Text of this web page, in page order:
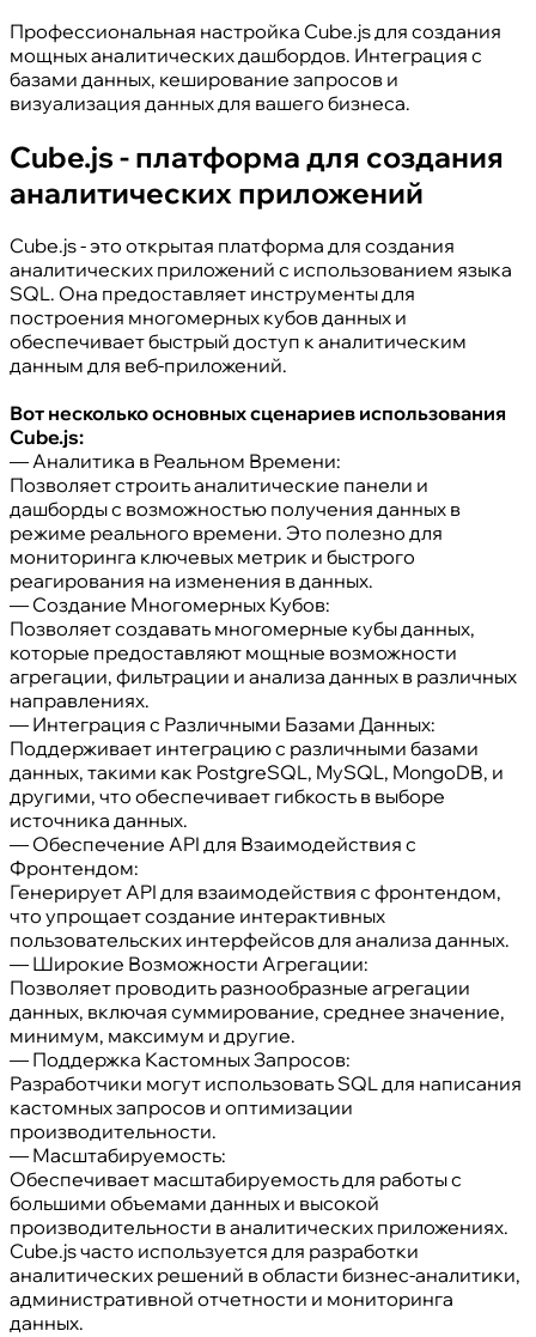
Профессиональная настройка Cube.js для создания
мощных аналитических дашбордов. Интеграция с
базами данных, кеширование запросов и
визуализация данных для вашего бизнеса.
Cube.js - платформа для создания
аналитических приложений
Cube.js - это открытая платформа для создания
аналитических приложений с использованием языка
SQL. Она предоставляет инструменты для
построения многомерных кубов данных и
обеспечивает быстрый доступ к аналитическим
данным для веб-приложений.
Вот несколько основных сценариев использования
Cube.js:
— Аналитика в Реальном Времени:
Позволяет строить аналитические панели и
дашборды с возможностью получения данных в
режиме реального времени. Это полезно для
мониторинга ключевых метрик и быстрого
реагирования на изменения в данных.
— Создание Многомерных Кубов:
Позволяет создавать многомерные кубы данных,
которые предоставляют мощные возможности
агрегации, фильтрации и анализа данных в различных
направлениях.
— Интеграция с Различными Базами Данных:
Поддерживает интеграцию с различными базами
данных, такими как PostgreSQL, MySQL, MongoDB, и
другими, что обеспечивает гибкость в выборе
источника данных.
— Обеспечение API для Взаимодействия с
Фронтендом:
Генерирует API для взаимодействия с фронтендом,
что упрощает создание интерактивных
пользовательских интерфейсов для анализа данных.
— Широкие Возможности Агрегации:
Позволяет проводить разнообразные агрегации
данных, включая суммирование, среднее значение,
минимум, максимум и другие.
— Поддержка Кастомных Запросов:
Разработчики могут использовать SQL для написания
кастомных запросов и оптимизации
производительности.
— Масштабируемость:
Обеспечивает масштабируемость для работы с
большими объемами данных и высокой
производительности в аналитических приложениях.
Cube.js часто используется для разработки
аналитических решений в области бизнес-аналитики,
административной отчетности и мониторинга
данных.